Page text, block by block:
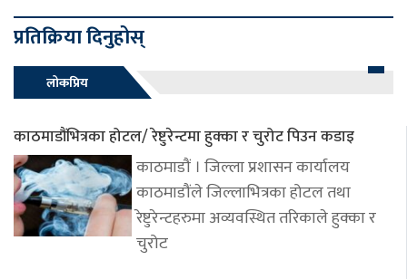
प्रतिक्रिया दिनुहोस्
लोकप्रिय
काठमाडौंभित्रका होटल/ रेष्टुरेन्टमा हुक्का र चुरोट पिउन कडाइ
काठमाडौं । जिल्ला प्रशासन कार्यालय
काठमाडौंले जिल्लाभित्रका होटल तथा
रेष्टुरेन्टहरुमा अव्यवस्थित तरिकाले हुक्का र
चुरोट